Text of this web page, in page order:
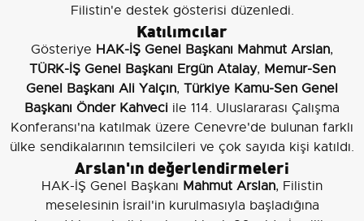
Filistin'e destek gösterisi düzenledi.
Katılımcılar
Gösteriye HAK-İŞ Genel Başkanı Mahmut Arslan,
TÜRK-İŞ Genel Başkanı Ergün Atalay, Memur-Sen
Genel Başkanı Ali Yalçın, Türkiye Kamu-Sen Genel
Başkanı Önder Kahveci ile 114. Uluslararası Çalışma
Konferansı'na katılmak üzere Cenevre'de bulunan farklı
ülke sendikalarının temsilcileri ve çok sayıda kişi katıldı.
Arslan'ın değerlendirmeleri
HAK-İŞ Genel Başkanı Mahmut Arslan, Filistin
meselesinin İsrail'in kurulmasıyla başladığına